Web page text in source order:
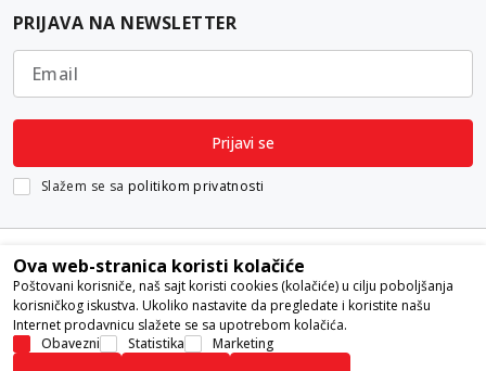
PRIJAVA NA NEWSLETTER
Email
Prijavi se
Slažem se sa politikom privatnosti
Nastojimo da budemo što precizniji u opisu proizvoda, prikazu slika i
samih cena, ali ne možemo garantovati da su sve informacije kompletne i
Ova web-stranica koristi kolačiće
Poštovani korisniče, naš sajt koristi cookies (kolačiće) u cilju poboljšanja
korisničkog iskustva. Ukoliko nastavite da pregledate i koristite našu
Internet prodavnicu slažete se sa upotrebom kolačića.
Obavezni
Statistika
Marketing